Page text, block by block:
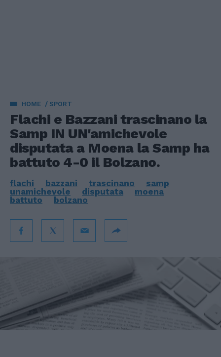
HOME SPORT
Flachi e Bazzani trascinano la
Samp IN UN'amichevole
disputata a Moena la Samp ha
battuto 4-0 il Bolzano.
flachi bazzani trascinano
samp
unamichevole
disputata
moena
battuto
bolzano